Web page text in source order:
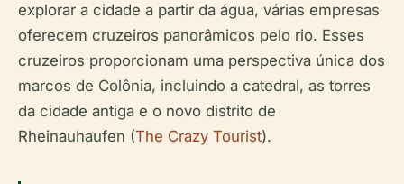
explorar a cidade a partir da água, várias empresas
oferecem cruzeiros panorâmicos pelo rio. Esses
cruzeiros proporcionam uma perspectiva única dos
marcos de Colônia, incluindo a catedral, as torres
da cidade antiga e o novo distrito de
Rheinauhaufen (The Crazy Tourist).